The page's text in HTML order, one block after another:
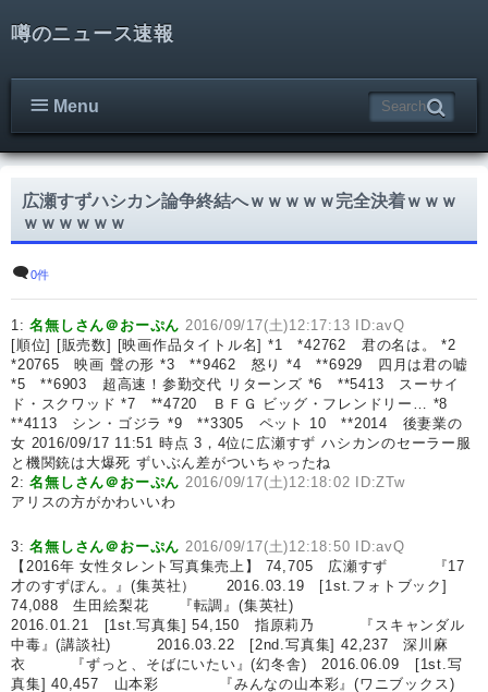
噂のニュース速報
Menu
広瀬すずハシカン論争終結へｗｗｗｗｗ完全決着ｗｗｗ
ｗｗｗｗｗｗ
0件
1:名無しさん＠おーぷん 2016/09/17(土)12:17:13 ID:avQ
[順位] [販売数] [映画作品タイトル名] *1 *42762 君の名は。 *2
*20765 映画 聲の形 *3 **9462 怒り *4 **6929 四月は君の嘘
*5 **6903 超高速！参勤交代 リターンズ *6 **5413 スーサイ
ド・スクワッド *7 **4720 ＢＦＧ ビッグ・フレンドリー… *8
**4113 シン・ゴジラ *9 **3305 ペット 10 **2014 後妻業の
女 2016/09/17 11:51 時点 3，4位に広瀬すず ハシカンのセーラー服
と機関銃は大爆死 ずいぶん差がついちゃったね
2:名無しさん＠おーぷん 2016/09/17(土)12:18:02 ID:ZTw
アリスの方がかわいいわ
3:名無しさん＠おーぷん 2016/09/17(土)12:18:50 ID:avQ
【2016年 女性タレント写真集売上】 74,705 広瀬すず 『17
才のすずぽん。』(集英社） 2016.03.19 [1st.フォトブック]
74,088 生田絵梨花 『転調』(集英社)
2016.01.21 [1st.写真集] 54,150 指原莉乃 『スキャンダル
中毒』(講談社) 2016.03.22 [2nd.写真集] 42,237 深川麻
衣 『ずっと、そばにいたい』(幻冬舎) 2016.06.09 [1st.写
真集] 40,457 山本彩 『みんなの山本彩』(ワニブックス)